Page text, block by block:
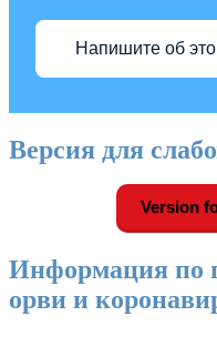
Напишите об
Версия для
Version
Информация по
орви и